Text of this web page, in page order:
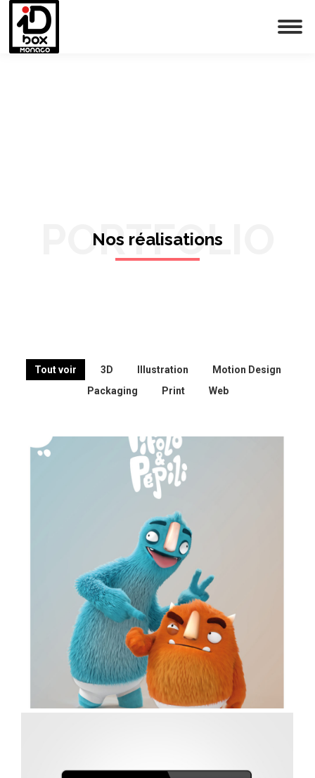
PORTFOLIO
Nos réalisations
Tout voir 3D Illustration
Motion Design
Packaging
Print Web